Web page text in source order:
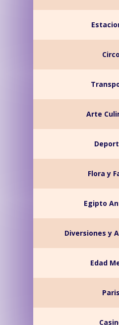
Circo
Arte
Flora y
Egipto
Diversiones y
Edad
Paris